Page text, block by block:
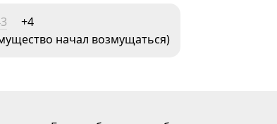
+4
начал возмущаться)